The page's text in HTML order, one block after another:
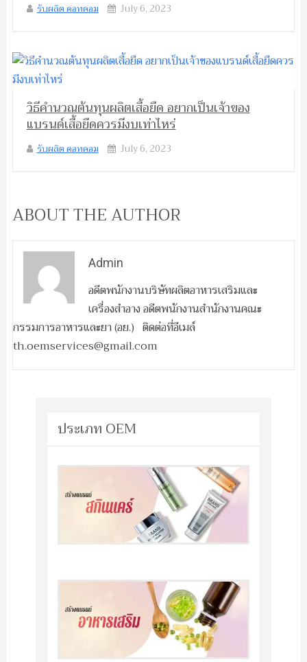
รับผลิต ดอทคอม July 6, 2023
วิธีคำนวณต้นทุนผลิตเสื้อยืด อยากเป็นเจ้าของ
แบรนด์เสื้อยืดควรมีงบเท่าไหร่
รับผลิต ดอทคอม July 6, 2023
ABOUT THE AUTHOR
Admin
อดีตพนักงานบริษัทผลิตอาหารเสริมและ
เครื่องสำอาง อดีตพนักงานสำนักงานคณะ
กรรมการอาหารและยา (อย.) ติดต่อที่อีเมล์
th.oemservices@gmail.com
ประเภท OEM